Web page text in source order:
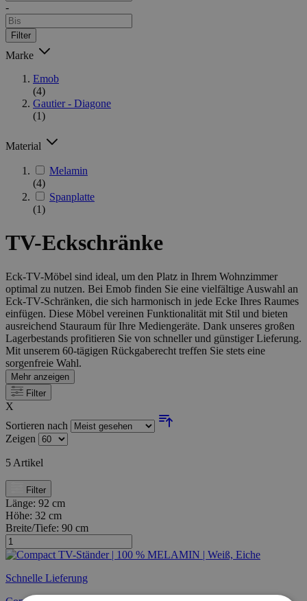
-
Filter
Marke
Emob
(4)
Gautier - Diagone
(1)
Material
Melamin
(4)
Spanplatte
(1)
TV-Eckschränke
Eck-TV-Möbel sind ideal, um den Platz in Ihrem Wohnzimmer
optimal zu nutzen. Bei Emob finden Sie eine vielfältige Auswahl an
Eck-TV-Schränken, die sich harmonisch in jede Ecke Ihres Raumes
einfügen. Diese Möbel vereinen Funktionalität mit Stil und bieten
ausreichend Stauraum für Ihre Mediengeräte. Dank unseres großen
Lagerbestands profitieren Sie von schneller und günstiger Lieferung.
Mit unserem 60-tägigen Rückgaberecht treffen Sie stets eine
sorgenfreie Wahl.
Mehr anzeigen
Filter
X
Sortieren nach
Zeigen
5 Artikel
Filter
Länge: 92 cm
Höhe: 32 cm
Breite/Tiefe: 90 cm
Schnelle Lieferung